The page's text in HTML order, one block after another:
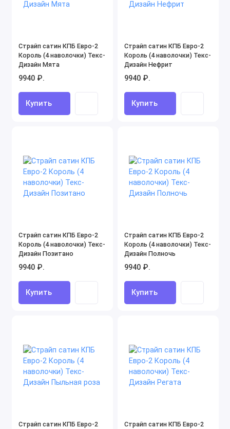
Страйп сатин КПБ Евро-2
Король (4 наволочки) Текс-
Дизайн Мята
9940 ₽.
Купить
Страйп сатин КПБ Евро-2
Король (4 наволочки) Текс-
Дизайн Нефрит
9940 ₽.
Купить
Страйп сатин КПБ Евро-2
Король (4 наволочки) Текс-
Дизайн Позитано
9940 ₽.
Купить
Страйп сатин КПБ Евро-2
Король (4 наволочки) Текс-
Дизайн Полночь
9940 ₽.
Купить
Страйп сатин КПБ Евро-2
Страйп сатин КПБ Евро-2